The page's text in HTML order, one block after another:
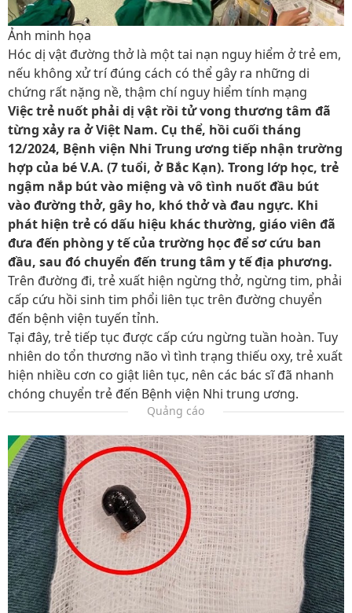
Ảnh minh họa
Hóc dị vật đường thở là một tai nạn nguy hiểm ở trẻ em,
nếu không xử trí đúng cách có thể gây ra những di
chứng rất nặng nề, thậm chí nguy hiểm tính mạng
Việc trẻ nuốt phải dị vật rồi tử vong thương tâm đã
từng xảy ra ở Việt Nam. Cụ thể, hồi cuối tháng
12/2024, Bệnh viện Nhi Trung ương tiếp nhận trường
hợp của bé V.A. (7 tuổi, ở Bắc Kạn). Trong lớp học, trẻ
ngậm nắp bút vào miệng và vô tình nuốt đầu bút
vào đường thở, gây ho, khó thở và đau ngực. Khi
phát hiện trẻ có dấu hiệu khác thường, giáo viên đã
đưa đến phòng y tế của trường học để sơ cứu ban
đầu, sau đó chuyển đến trung tâm y tế địa phương.
Trên đường đi, trẻ xuất hiện ngừng thở, ngừng tim, phải
cấp cứu hồi sinh tim phổi liên tục trên đường chuyển
đến bệnh viện tuyến tỉnh.
Tại đây, trẻ tiếp tục được cấp cứu ngừng tuần hoàn. Tuy
nhiên do tổn thương não vì tình trạng thiếu oxy, trẻ xuất
hiện nhiều cơn co giật liên tục, nên các bác sĩ đã nhanh
chóng chuyển trẻ đến Bệnh viện Nhi trung ương.
Quảng cáo